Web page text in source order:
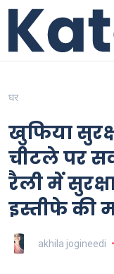
घर
खुफिया
चीटले पर
रैली में
इस्तीफे की
akhila jogineedi